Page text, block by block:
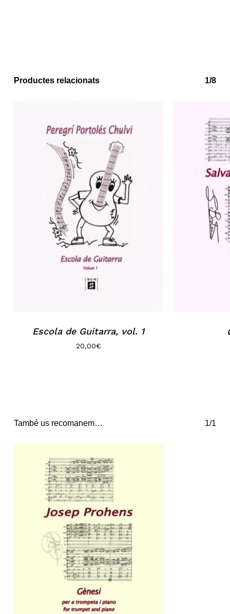
Go to shop
Productes relacionats 1/8
Escola de Guitarra, vol. 1
20,00€
També us recomanem… 1/1